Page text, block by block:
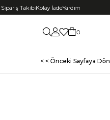
Sipariş TakibiKolay İadeYardım
0
< < Önceki Sayfaya Dön